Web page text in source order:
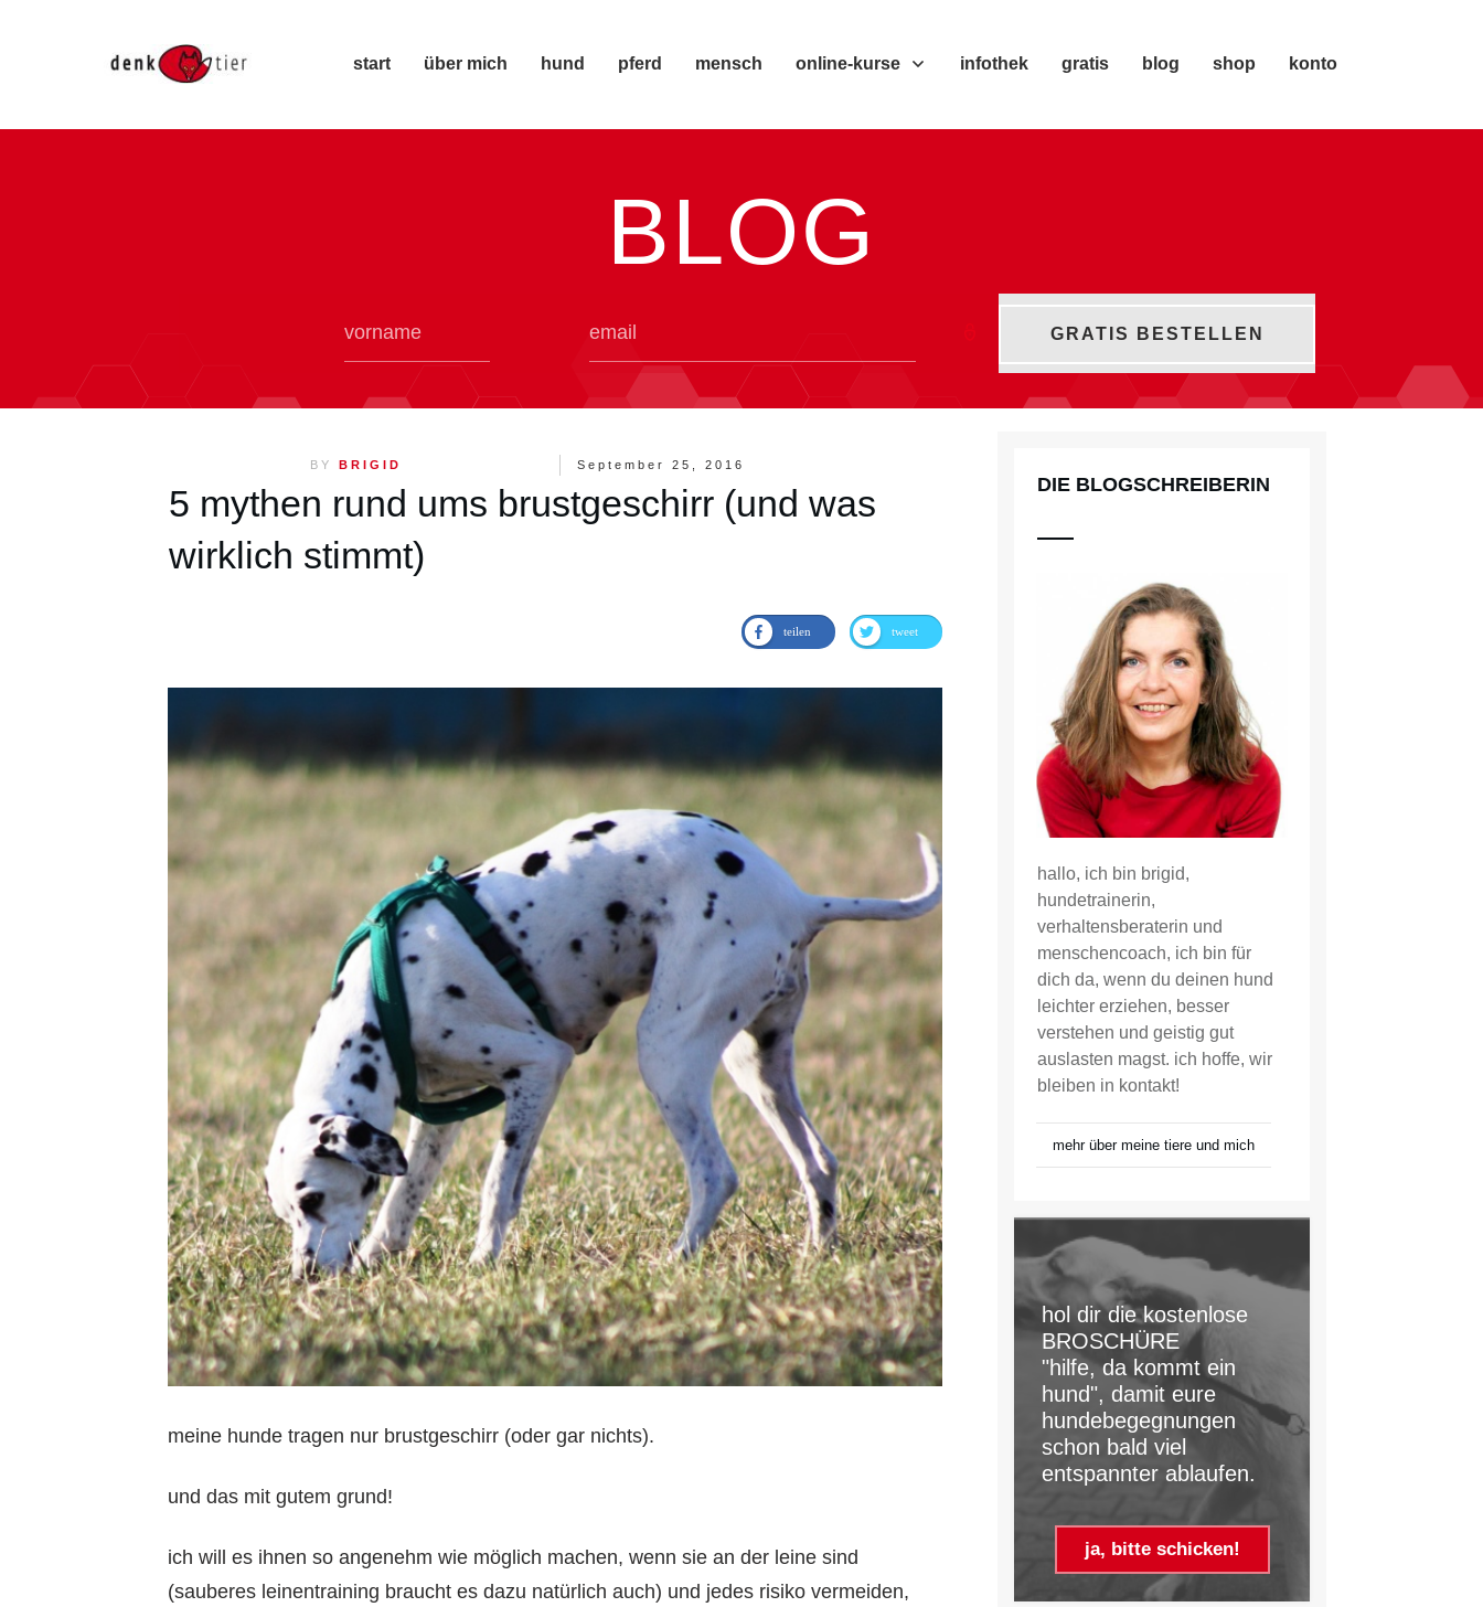
start über mich hund pferd mensch online-kurse infothek gratis blog shop konto
BLOG
GRATIS BESTELLEN
BY BRIGID September 25, 2016
5 mythen rund ums brustgeschirr (und was
wirklich stimmt)
teilen tweet
meine hunde tragen nur brustgeschirr (oder gar nichts).
und das mit gutem grund!
ich will es ihnen so angenehm wie möglich machen, wenn sie an der leine sind
(sauberes leinentraining braucht es dazu natürlich auch) und jedes risiko vermeiden,
DIE BLOGSCHREIBERIN
hallo, ich bin brigid,
hundetrainerin,
verhaltensberaterin und
menschencoach, ich bin für
dich da, wenn du deinen hund
leichter erziehen, besser
verstehen und geistig gut
auslasten magst. ich hoffe, wir
bleiben in kontakt!
mehr über meine tiere und mich
hol dir die kostenlose
BROSCHÜRE
"hilfe, da kommt ein
hund", damit eure
hundebegegnungen
schon bald viel
entspannter ablaufen.
ja, bitte schicken!